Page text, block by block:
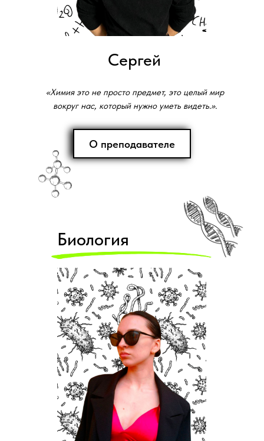
«Химия это не просто предмет, это целый мир
вокруг нас, который нужно уметь видеть.».
Сергей
О преподавателе
Биология